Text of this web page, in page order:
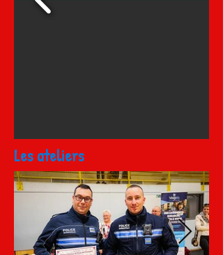
Les ateliers